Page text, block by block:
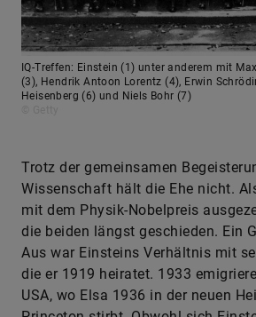
IQ-Treffen: Einstein (1) unter anderem mit
(3), Hendrik Antoon Lorentz (4), Erwin
Heisenberg (6) und Niels Bohr (7)
Trotz der gemeinsamen
Wissenschaft hält die Ehe nicht.
mit dem Physik-Nobelpreis
die beiden längst geschieden. Ein
Aus war Einsteins Verhältnis mit
die er 1919 heiratet. 1933
USA, wo Elsa 1936 in der neuen